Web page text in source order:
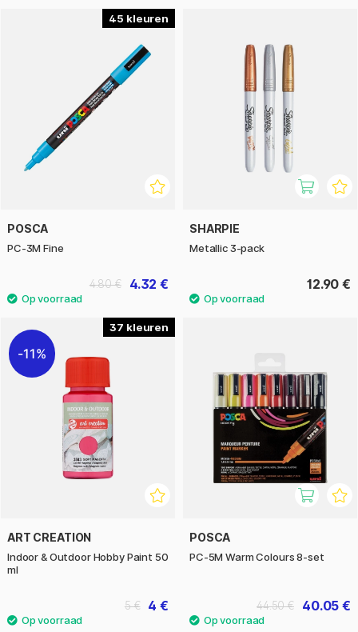
45
POSCA
PC-3M Fine
4.32 €
4.80 €
SHARPIE
Metallic 3-pack
12.90 €
37
11%
ART CREATION
Indoor & Outdoor Hobby Paint 50
ml
4 €
5 €
POSCA
PC-5M Warm Colours 8-set
40.05 €
44.50 €